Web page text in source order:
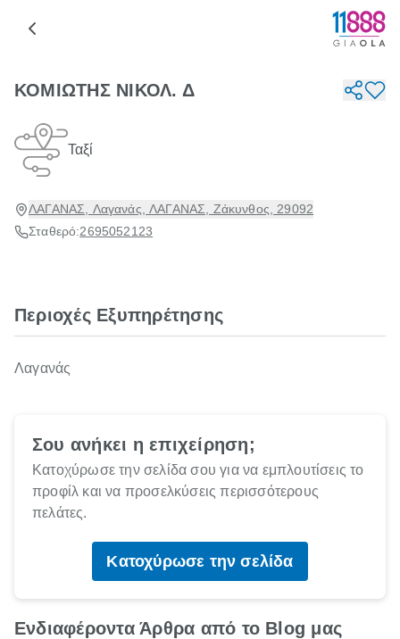
ΚΟΜΙΩΤΗΣ ΝΙΚΟΛ. Δ
Ταξί
ΛΑΓΑΝΑΣ, Λαγανάς, ΛΑΓΑΝΑΣ, Ζάκυνθος, 29092
Σταθερό:2695052123
Περιοχές Εξυπηρέτησης
Λαγανάς
Σου ανήκει η επιχείρηση;
Κατοχύρωσε την σελίδα σου για να εμπλουτίσεις το
προφίλ και να προσελκύσεις περισσότερους
πελάτες.
Κατοχύρωσε την σελίδα
Ενδιαφέροντα Άρθρα από το Blog μας